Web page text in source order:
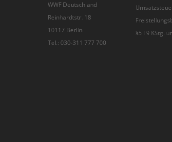
WWF Deutschland
Reinhardtstr. 18
10117 Berlin
Tel.: 030-311 777 700
§5 I 9 KStg.